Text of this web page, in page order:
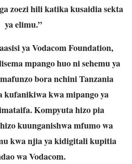
zoezi hili katika kusaidia sekta
ya elimu.”
ya Vodacom Foundation,
mpango huo ni sehemu ya
bora nchini Tanzania
kufanikiwa kwa mipango ya
Kompyuta hizo pia
kuunganishwa mfumo wa
kwa njia ya kidigitali kupitia
wa Vodacom.